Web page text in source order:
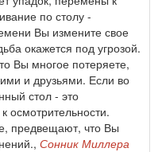
по столу -
Вы измените свое
окажется под угрозой.
Вы многое потеряете,
и друзьями. Если во
стол - это
осмотрительности.
предвещают, что Вы
Сонник Миллера